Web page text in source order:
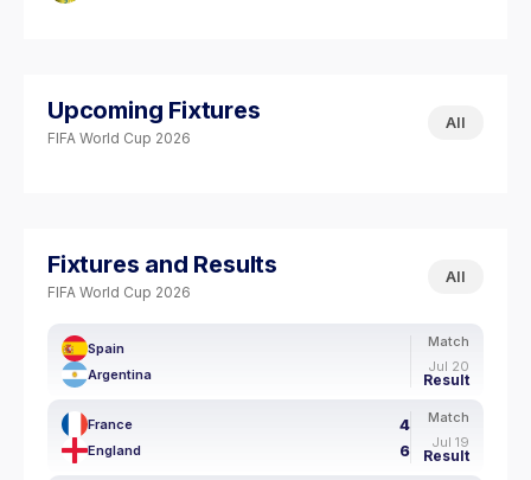
Upcoming Fixtures
FIFA World Cup 2026
All
Fixtures and Results
FIFA World Cup 2026
All
Spain
Argentina
Match
Jul 20
Result
France 4
England 6
Match
Jul 19
Result